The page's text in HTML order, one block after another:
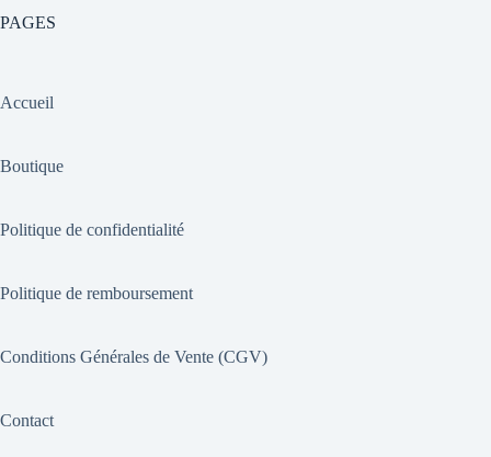
PAGES
Accueil
Boutique
Politique de confidentialité
Politique de remboursement
Conditions Générales de Vente (CGV)
Contact